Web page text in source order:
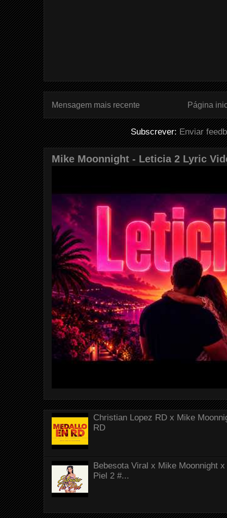
Mensagem mais recente Página
Subscrever:Enviar
Mike Moonnight - Leticia 2 Lyric
Christian Lopez RD x Mike
RD
Bebesota Viral x Mike Moonnight
Piel 2 #...